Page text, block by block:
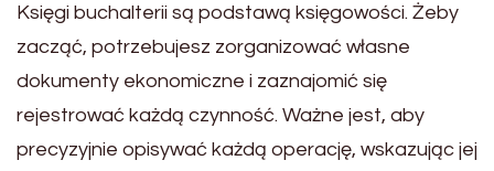
Księgi buchalterii są podstawą księgowości. Żeby
zacząć, potrzebujesz zorganizować własne
dokumenty ekonomiczne i zaznajomić się
rejestrować każdą czynność. Ważne jest, aby
precyzyjnie opisywać każdą operację, wskazując jej